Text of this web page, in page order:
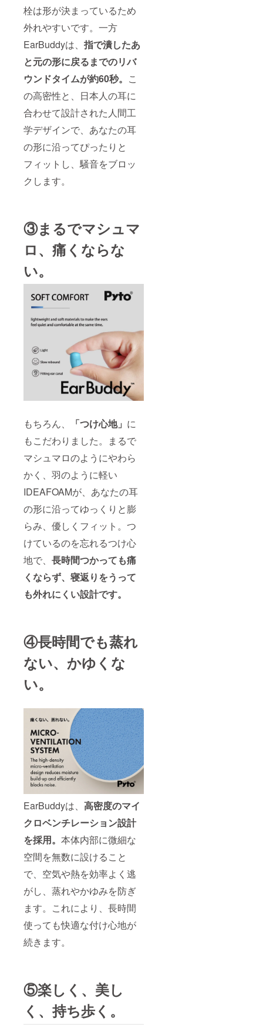
栓は形が決まっているため
外れやすいです。一方
EarBuddyは、 指で潰したあ
と元の形に戻るまでのリバ
ウンドタイムが約60秒。 こ
の高密性と、日本人の耳に
合わせて設計された人間工
学デザインで、あなたの耳
の形に沿ってぴったりと
フィットし、騒音をブロッ
クします。
③まるでマシュマ
ロ、痛くならな
い。
もちろん、 「つけ心地」 に
もこだわりました。まるで
マシュマロのようにやわら
かく、羽のように軽い
IDEAFOAMが、あなたの耳
の形に沿ってゆっくりと膨
らみ、優しくフィット。つ
けているのを忘れるつけ心
地で、 長時間つかっても痛
くならず、寝返りをうって
も外れにくい設計です。
④長時間でも蒸れ
ない、かゆくな
い。
EarBuddyは、 高密度のマイ
クロベンチレーション設計
を採用。 本体内部に微細な
空間を無数に設けること
で、空気や熱を効率よく逃
がし、蒸れやかゆみを防ぎ
ます。これにより、長時間
使っても快適な付け心地が
続きます。
⑤楽しく、美し
く、持ち歩く。